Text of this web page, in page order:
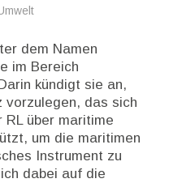
dem Namen
im Bereich
kündigt sie an,
vorzulegen, das sich
über maritime
um die maritimen
Instrument zu
dabei auf die